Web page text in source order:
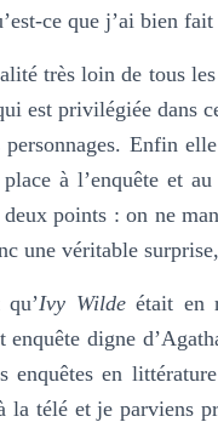
ce que j’ai bien
très loin de tous
est privilégiée dans
Enfin
à l’enquête et
points : on ne
une véritable
qu’Ivy Wildeétait en
digne
enquêtes en
la télé et je parviens